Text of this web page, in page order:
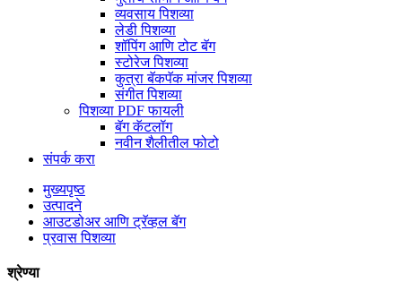
व्यवसाय पिशव्या
लेडी पिशव्या
शॉपिंग आणि टोट बॅग
स्टोरेज पिशव्या
कुत्रा बॅकपॅक मांजर पिशव्या
संगीत पिशव्या
पिशव्या PDF फायली
बॅग कॅटलॉग
नवीन शैलीतील फोटो
संपर्क करा
मुख्यपृष्ठ
उत्पादने
आउटडोअर आणि ट्रॅव्हल बॅग
प्रवास पिशव्या
श्रेण्या